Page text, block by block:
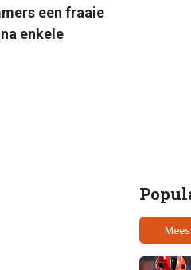
een fraaie
enkele